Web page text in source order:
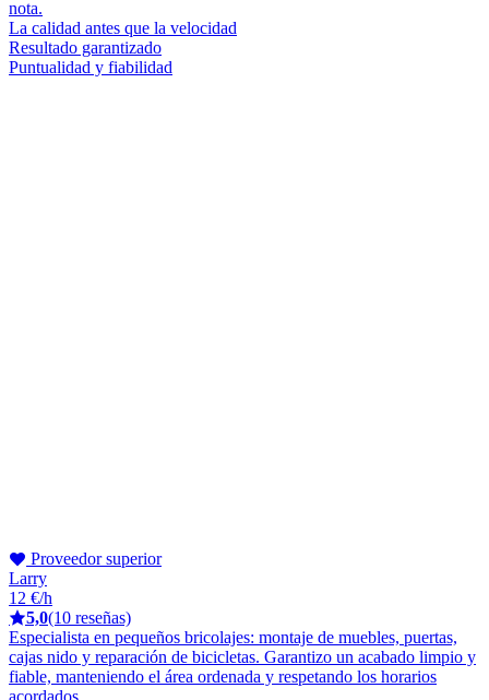
nota.
La calidad antes que la velocidad
Resultado garantizado
Puntualidad y fiabilidad
Proveedor superior
Larry
12 €/h
5,0(10 reseñas)
Especialista en pequeños bricolajes: montaje de muebles, puertas,
cajas nido y reparación de bicicletas. Garantizo un acabado limpio y
fiable, manteniendo el área ordenada y respetando los horarios
acordados.